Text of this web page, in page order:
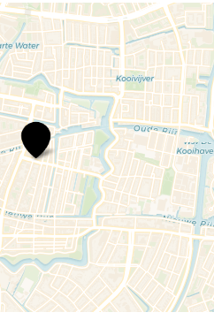
Wereldmuziek
de
X
-
Kapiw
&
Apappo
(Japan)